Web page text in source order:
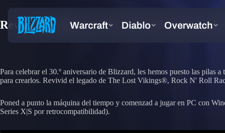
Revivid el legado con la Colección arcade
Para celebrar el 30.º aniversario de Blizzard, les hemos puesto las pilas
para crearlos. Revivid el legado de The Lost Vikings®, Rock N' Roll
Poned a punto la máquina del tiempo y comenzad a jugar en PC con
Series X|S por retrocompatibilidad).